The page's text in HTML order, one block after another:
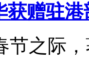
获赠驻
之际，